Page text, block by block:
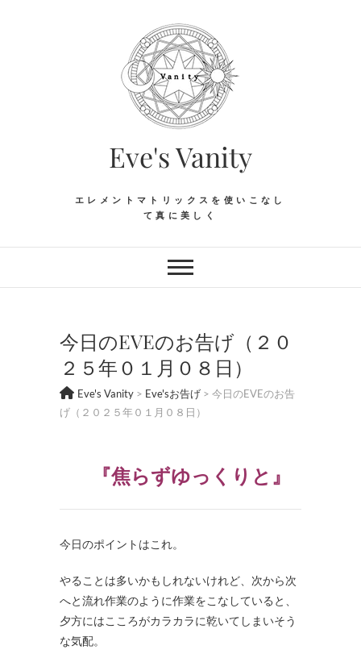
Eve's Vanity
エレメントマトリックスを使いこなし
て真に美しく
今日のEVEのお告げ（２０
２５年０１月０８日）
Eve's Vanity > Eve'sお告げ > 今日のEVEのお告
げ（２０２５年０１月０８日）
『焦らずゆっくりと』
今日のポイントはこれ。
やることは多いかもしれないけれど、次から次
へと流れ作業のように作業をこなしていると、
夕方にはこころがカラカラに乾いてしまいそう
な気配。